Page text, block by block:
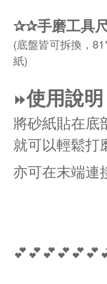
✰✰手磨工具
(底盤皆可拆換，
紙)
⏩使用說明
將砂紙貼在底
就可以輕鬆打
亦可在末端連